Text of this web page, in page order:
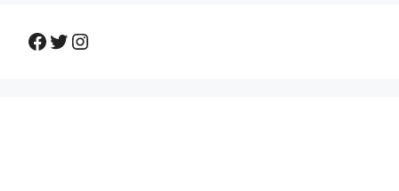
Facebook
Twitter
Instagram